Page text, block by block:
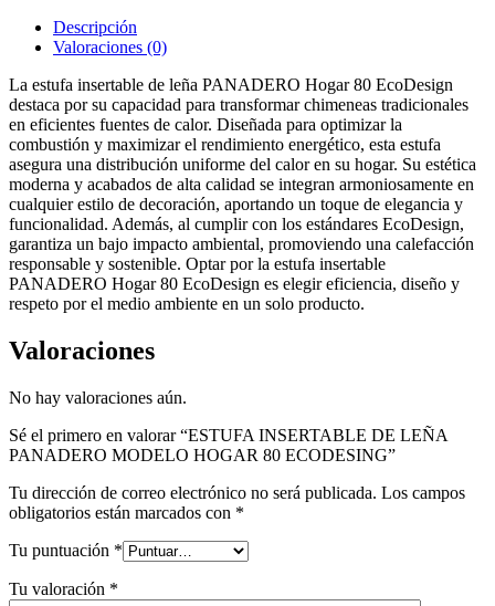
Descripción
Valoraciones (0)
La estufa insertable de leña PANADERO Hogar 80 EcoDesign
destaca por su capacidad para transformar chimeneas tradicionales
en eficientes fuentes de calor. Diseñada para optimizar la
combustión y maximizar el rendimiento energético, esta estufa
asegura una distribución uniforme del calor en su hogar. Su estética
moderna y acabados de alta calidad se integran armoniosamente en
cualquier estilo de decoración, aportando un toque de elegancia y
funcionalidad. Además, al cumplir con los estándares EcoDesign,
garantiza un bajo impacto ambiental, promoviendo una calefacción
responsable y sostenible. Optar por la estufa insertable
PANADERO Hogar 80 EcoDesign es elegir eficiencia, diseño y
respeto por el medio ambiente en un solo producto.
Valoraciones
No hay valoraciones aún.
Sé el primero en valorar “ESTUFA INSERTABLE DE LEÑA
PANADERO MODELO HOGAR 80 ECODESING”
Tu dirección de correo electrónico no será publicada. Los campos
obligatorios están marcados con *
Tu puntuación *
Tu valoración *